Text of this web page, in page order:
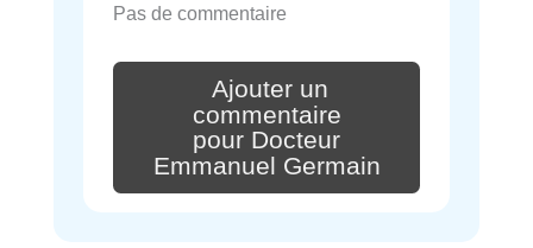
Pas de commentaire
Ajouter un
commentaire
pour Docteur
Emmanuel Germain